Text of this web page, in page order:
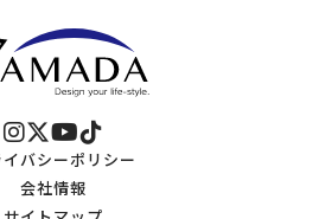
バシーポリシー
会社情報